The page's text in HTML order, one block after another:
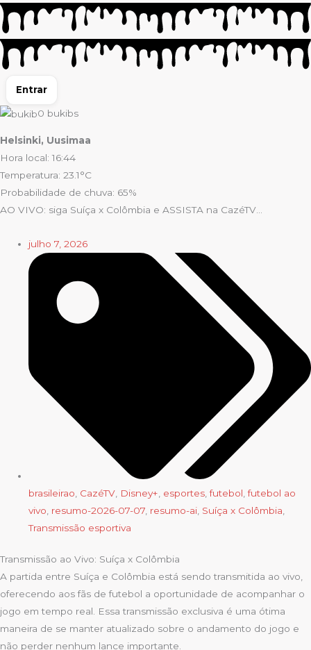
Entrar
0 bukibs
Helsinki, Uusimaa
Hora local: 16:44
Temperatura: 23.1°C
Probabilidade de chuva: 65%
AO VIVO: siga Suíça x Colômbia e ASSISTA na CazéTV…
julho 7, 2026
brasileirao CazéTV Disney+ esportes ,futebol ,futebol ao
vivo resumo-2026-07-07 resumo-ai Suíça x Colômbia
Transmissão esportiva
Transmissão ao Vivo: Suíça x Colômbia
A partida entre Suíça e Colômbia está sendo transmitida ao vivo,
oferecendo aos fãs de futebol a oportunidade de acompanhar o
jogo em tempo real. Essa transmissão exclusiva é uma ótima
maneira de se manter atualizado sobre o andamento do jogo e
não perder nenhum lance importante.